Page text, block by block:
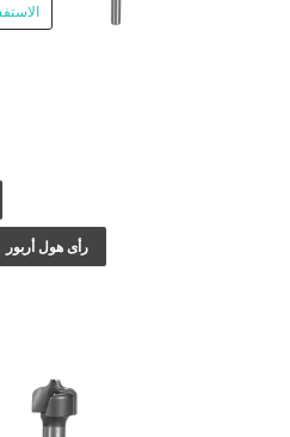
رأى هول أربور